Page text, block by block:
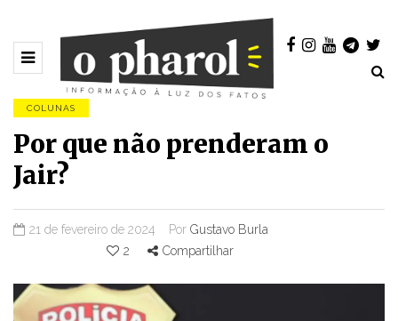
COLUNAS
Por que não prenderam o
Jair?
21 de fevereiro de 2024 Por Gustavo Burla
2
Compartilhar